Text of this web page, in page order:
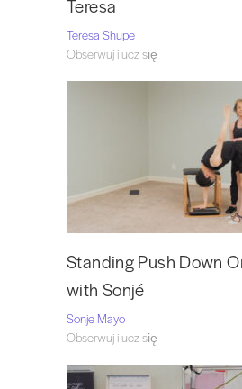
Teresa
Teresa Shupe
Obserwuj i ucz się
Standing Push Down
with Sonjé
Sonje Mayo
Obserwuj i ucz się